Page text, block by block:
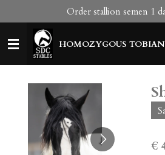
direct
naar
de
hoofdinhoud
HOMOZYGOUS
Order stallion semen 1
€